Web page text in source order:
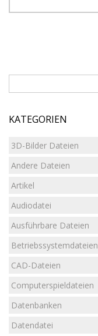
KATEGORIEN
3D-Bilder Dateien
Andere Dateien
Artikel
Audiodatei
Ausführbare Dateien
Betriebssystemdateien
CAD-Dateien
Computerspieldateien
Datenbanken
Datendatei